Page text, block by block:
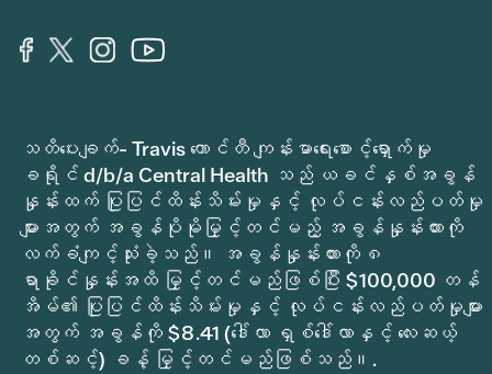
သတိပေးချက်- Travis ကောင်တီ ကျန်းမာရေးစောင့်ရှောက်မှု
ခရိုင် d/b/a Central Health သည် ယခင်နှစ်အခွန်
နှုန်းထက် ပြုပြင်ထိန်းသိမ်းမှုနှင့် လုပ်ငန်းလည်ပတ်မှု
များအတွက် အခွန်ပိုမိုမြှင့်တင်မည့် အခွန်နှုန်းထားကို
လက်ခံကျင့်သုံးခဲ့သည်။ အခွန်နှုန်းထားကို ၈
ရာခိုင်နှုန်းအထိ မြှင့်တင်မည်ဖြစ်ပြီး $100,000 တန်
အိမ်၏ ပြုပြင်ထိန်းသိမ်းမှုနှင့် လုပ်ငန်းလည်ပတ်မှုများ
အတွက် အခွန်ကို $8.41 (ဒေါ်လာ ရှစ်ဒေါ်လာနှင့် လေးဆယ့်
တစ်ဆင့်) ခန့် မြှင့်တင်မည်ဖြစ်သည်။.